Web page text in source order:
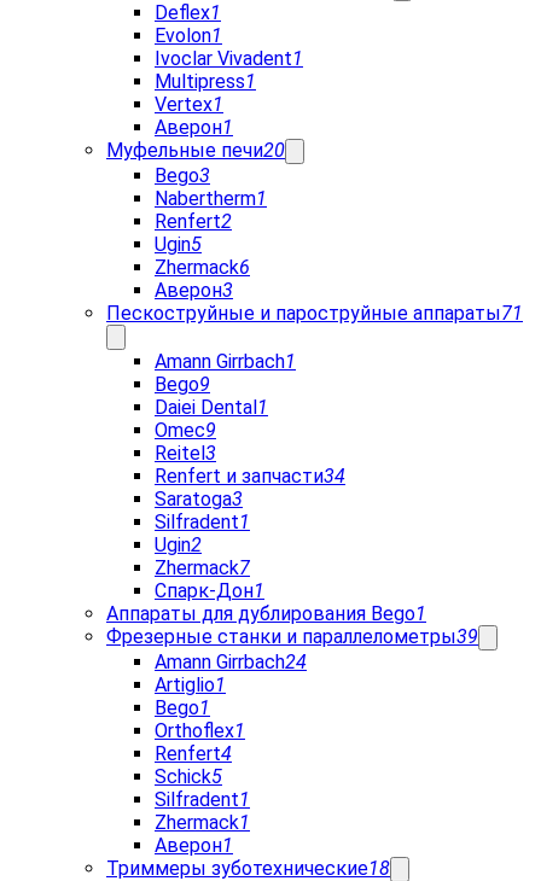
Deflex1
Evolon1
Ivoclar Vivadent1
Multipress1
Vertex1
Аверон1
Муфельные печи20
Bego3
Nabertherm1
Renfert2
Ugin5
Zhermack6
Аверон3
Пескоструйные и пароструйные аппараты71
Amann Girrbach1
Bego9
Daiei Dental1
Omec9
Reitel3
Renfert и запчасти34
Saratoga3
Silfradent1
Ugin2
Zhermack7
Спарк-Дон1
Аппараты для дублирования Bego1
Фрезерные станки и параллелометры39
Amann Girrbach24
Artiglio1
Bego1
Orthoflex1
Renfert4
Schick5
Silfradent1
Zhermack1
Аверон1
Триммеры зуботехнические18